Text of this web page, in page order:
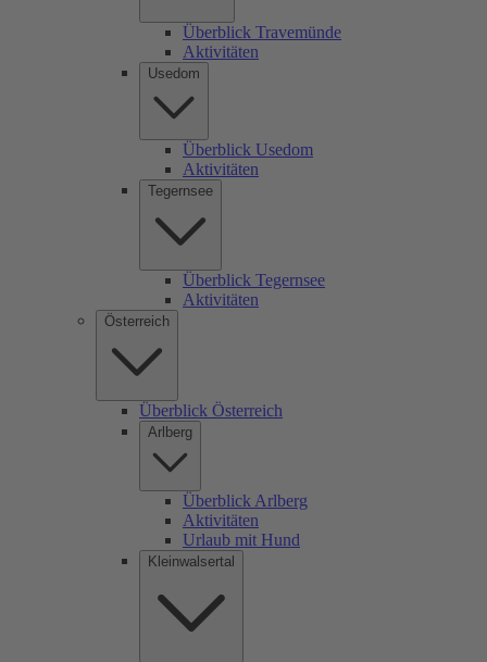
Überblick Travemünde
Aktivitäten
Usedom
Überblick Usedom
Aktivitäten
Tegernsee
Überblick Tegernsee
Aktivitäten
Österreich
Überblick Österreich
Arlberg
Überblick Arlberg
Aktivitäten
Urlaub mit Hund
Kleinwalsertal